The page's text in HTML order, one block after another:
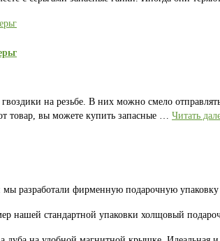
на резьбе. В них можно смело
товар, вы можете купить запасные … Читать
разработали фирменную подарочную упаковку
нашей стандартной упаковки холщовый